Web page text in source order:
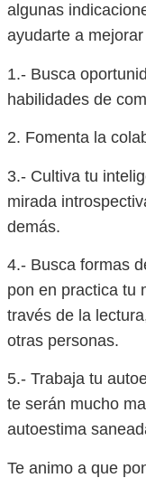
algunas
ayudarte a
1.- Busca
habilidades de
2. Fomenta la
3.- Cultiva tu
mirada
demás.
4.- Busca formas
pon en practica tu
través de la
otras personas.
5.- Trabaja tu
te serán mucho
autoestima
Te animo a que